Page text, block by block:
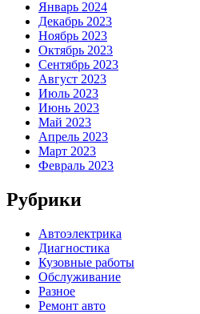
Январь 2024
Декабрь 2023
Ноябрь 2023
Октябрь 2023
Сентябрь 2023
Август 2023
Июль 2023
Июнь 2023
Май 2023
Апрель 2023
Март 2023
Февраль 2023
Рубрики
Автоэлектрика
Диагностика
Кузовные работы
Обслуживание
Разное
Ремонт авто